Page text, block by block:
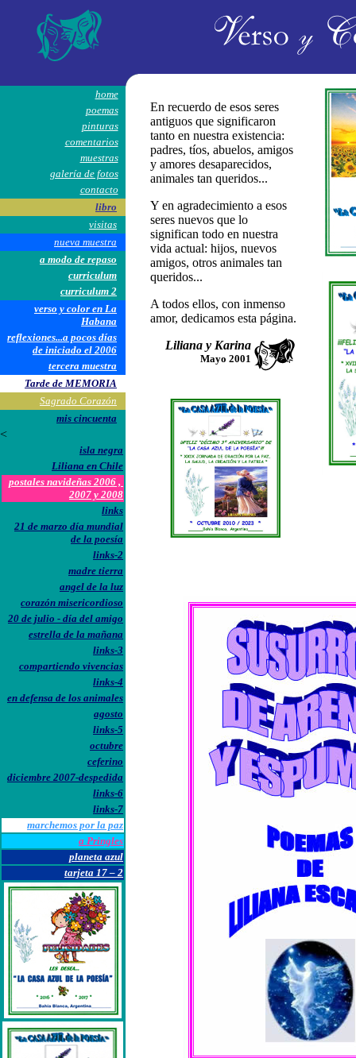
home
poemas
pinturas
comentarios
muestras
galería de fotos
contacto
libro
visitas
nueva muestra
a modo de repaso
curriculum
curriculum 2
verso y color en La
Habana
reflexiones...a pocos días
de iniciado el 2006
tercera muestra
Tarde de MEMORIA
Sagrado Corazón
mis cincuenta
<
isla negra
Liliana en Chile
postales navideñas 2006 ,
2007 y 2008
links
21 de marzo día mundial
de la poesía
links-2
madre tierra
angel de la luz
corazón misericordioso
20 de julio - día del amigo
estrella de la mañana
links-3
compartiendo vivencias
links-4
en defensa de los animales
agosto
links-5
octubre
ceferino
diciembre 2007-despedida
links-6
links-7
marchemos por la paz
a Pringles
planeta azul
tarjeta 17 – 2
En recuerdo de esos seres
antiguos que significaron
tanto en nuestra existencia:
padres, tíos, abuelos, amigos
y amores desaparecidos,
animales tan queridos...
Y en agradecimiento a esos
seres nuevos que lo
significan todo en nuestra
vida actual: hijos, nuevos
amigos, otros animales tan
queridos...
A todos ellos, con inmenso
amor, dedicamos esta página.
Liliana y Karina
Mayo 2001